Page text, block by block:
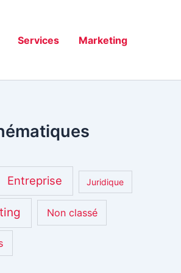
Services Marketing
Entreprise Juridique
Non classé